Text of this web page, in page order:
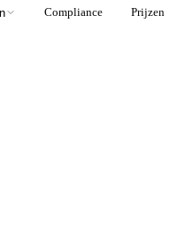
Compliance Prijzen